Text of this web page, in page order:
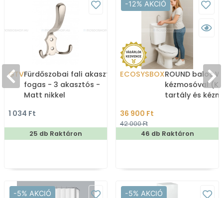
GTVFürdőszobai fali akasztó,
fogas - 3 akasztós -
Matt nikkel
1 034 Ft
25 db Raktáron
-12% AKCIÓ
ECOSYSBOXROUND balos
kézmosóval
tartály és
36 900 Ft
42 000 Ft
46 db Raktáron
-5% AKCIÓ -5% AKCIÓ